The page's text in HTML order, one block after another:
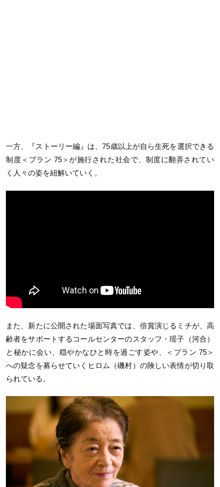
一方、『ストーリー編』は、75歳以上が自ら生死を選択できる
制度＜プラン 75＞が施行された社会で、制度に翻弄されてい
く人々の姿を紐解いていく。
また、新たに公開された場面写真では、倍賞演じるミチが、高
齢者をサポートするコールセンターのスタッフ・瑶子（河合）
と秘かに会い、穏やかなひと時を過ごす姿や、＜プラン 75＞
への疑念を募らせていくヒロム（磯村）の険しい表情が切り取
られている。